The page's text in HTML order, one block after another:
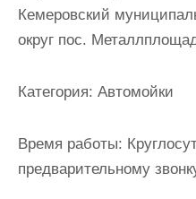
Кемеровский
округ пос.
Категория: Автомойки
Время работы:
предварительному